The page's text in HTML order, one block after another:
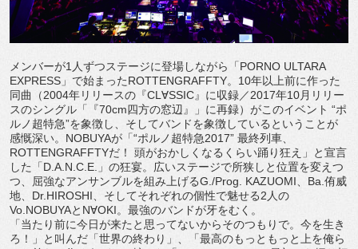
メンバーが1人ずつステージに登場しながら「PORNO ULTARA
EXPRESS」で始まったROTTENGRAFFTY。10年以上前に作った
同曲（2004年リリースの『CL∀SSIC』に収録／2017年10月リリー
スのシングル「『70cm四方の窓辺』」に再録）がこのイベント “ポ
ルノ超特急”を象徴し、そしてバンドを象徴しているということが
感慨深い。NOBUYAが「“ポルノ超特急2017” 最終列車、
ROTTENGRAFFTYだ！ 頭がおかしくなるくらい踊り狂え」と宣言
した「D.A.N.C.E.」の狂宴。広いステージで所狭しと位置を変えつ
つ、屈強なアンサンブルを組み上げるG./Prog. KAZUOMI、Ba.侑威
地、Dr.HIROSHI、そしてそれぞれの個性で魅せる2人の
Vo.NOBUYAとN∀OKI。最強のバンドが牙をむく。
「当たり前に今日が来たと思ってないからそのつもりで。今を生き
ろ！」と叫んだ「世界の終わり」、「最高のもっともっと上を俺ら